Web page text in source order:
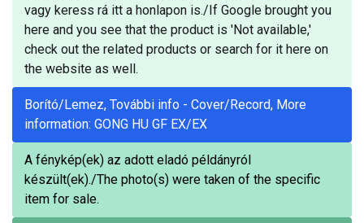
vagy keress rá itt a honlapon is./If Google brought you
here and you see that the product is 'Not available,'
check out the related products or search for it here on
the website as well.
Borító/Lemez, További info - Cover/Record, More
information: GONG HU GF EX/EX
A fénykép(ek) az adott eladó példányról
készült(ek)./The photo(s) were taken of the specific
item for sale.